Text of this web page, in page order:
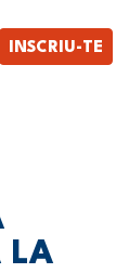
INSCRIU-TE
LA